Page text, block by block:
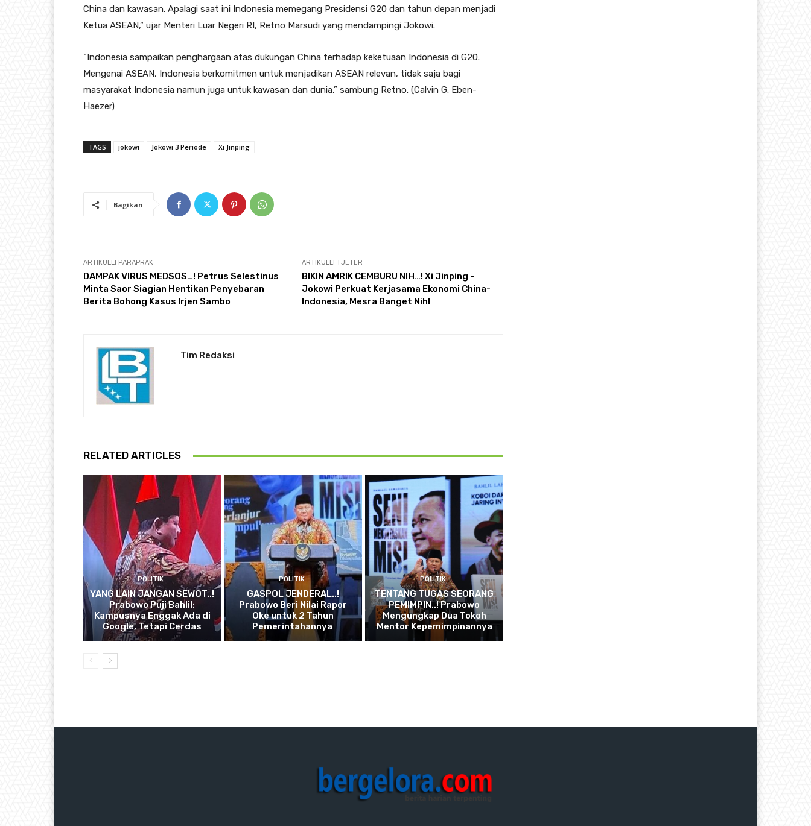
China dan kawasan. Apalagi saat ini Indonesia memegang Presidensi G20 dan tahun depan menjadi
Ketua ASEAN,” ujar Menteri Luar Negeri RI, Retno Marsudi yang mendampingi Jokowi.
“Indonesia sampaikan penghargaan atas dukungan China terhadap keketuaan Indonesia di G20.
Mengenai ASEAN, Indonesia berkomitmen untuk menjadikan ASEAN relevan, tidak saja bagi
masyarakat Indonesia namun juga untuk kawasan dan dunia,” sambung Retno. (Calvin G. Eben-
Haezer)
TAGS jokowi Jokowi 3 Periode Xi Jinping
Bagikan
ARTIKULLI PARAPRAK
DAMPAK VIRUS MEDSOS…! Petrus Selestinus
Minta Saor Siagian Hentikan Penyebaran
Berita Bohong Kasus Irjen Sambo
ARTIKULLI TJETËR
BIKIN AMRIK CEMBURU NIH…! Xi Jinping -
Jokowi Perkuat Kerjasama Ekonomi China-
Indonesia, Mesra Banget Nih!
Tim Redaksi
RELATED ARTICLES
POLITIK
YANG LAIN JANGAN SEWOT..!
Prabowo Puji Bahlil:
Kampusnya Enggak Ada di
Google, Tetapi Cerdas
POLITIK
GASPOL JENDERAL..!
Prabowo Beri Nilai Rapor
Oke untuk 2 Tahun
Pemerintahannya
POLITIK
TENTANG TUGAS SEORANG
PEMIMPIN..! Prabowo
Mengungkap Dua Tokoh
Mentor Kepemimpinannya